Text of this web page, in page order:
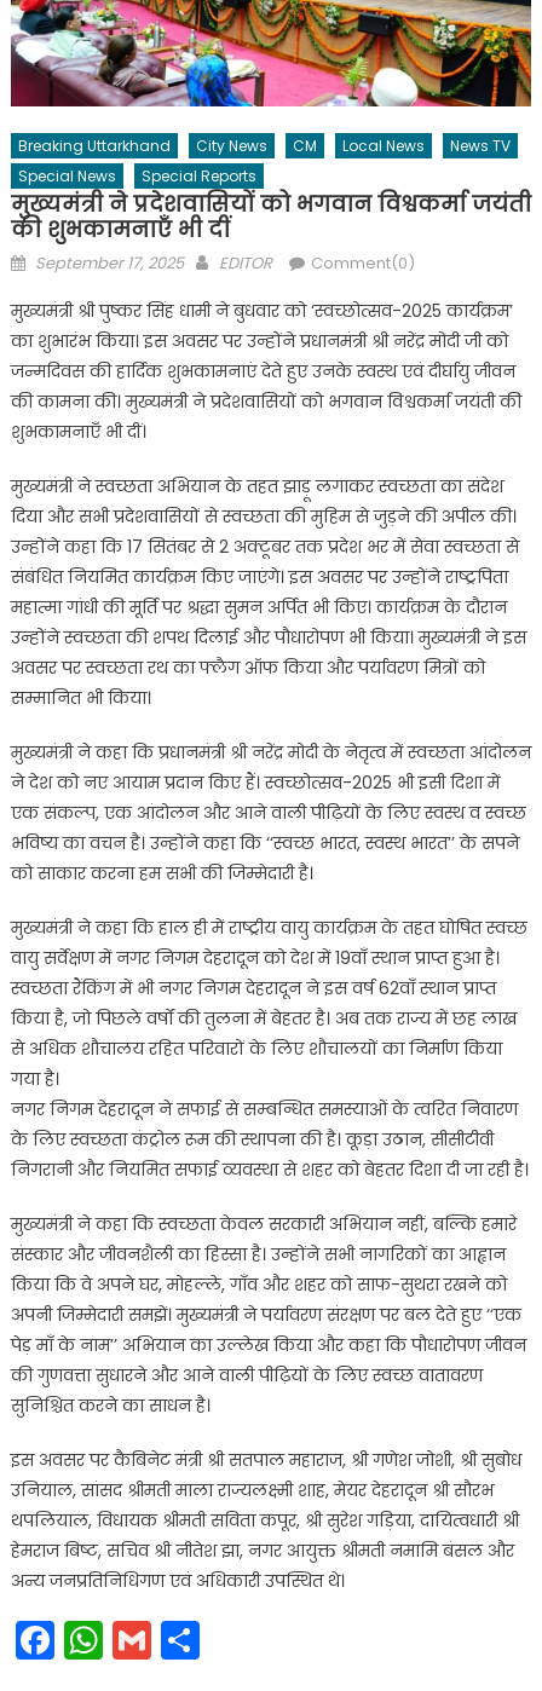
Breaking Uttarkhand City News CM Local News
News TV
Special News
Special Reports
मुख्यमंत्री ने प्रदेशवासियों को भगवान विश्वकर्मा जयंती
की शुभकामनाएँ भी दीं
Posted
September 17, 2025 Author
EDITOR Comment(0)
मुख्यमंत्री श्री पुष्कर सिंह धामी ने बुधवार को ‘स्वच्छोत्सव-2025 कार्यक्रम’
का शुभारंभ किया। इस अवसर पर उन्होंने प्रधानमंत्री श्री नरेंद्र मोदी जी को
जन्मदिवस की हार्दिक शुभकामनाएं देते हुए उनके स्वस्थ एवं दीर्घायु जीवन
की कामना की। मुख्यमंत्री ने प्रदेशवासियों को भगवान विश्वकर्मा जयंती की
शुभकामनाएँ भी दीं।
मुख्यमंत्री ने स्वच्छता अभियान के तहत झाड़ू लगाकर स्वच्छता का संदेश
दिया और सभी प्रदेशवासियों से स्वच्छता की मुहिम से जुड़ने की अपील की।
उन्होंने कहा कि 17 सितंबर से 2 अक्टूबर तक प्रदेश भर में सेवा स्वच्छता से
संबंधित नियमित कार्यक्रम किए जाएंगे। इस अवसर पर उन्होंने राष्ट्रपिता
महात्मा गांधी की मूर्ति पर श्रद्धा सुमन अर्पित भी किए। कार्यक्रम के दौरान
उन्होंने स्वच्छता की शपथ दिलाई और पौधारोपण भी किया। मुख्यमंत्री ने इस
अवसर पर स्वच्छता रथ का फ्लैग ऑफ किया और पर्यावरण मित्रों को
सम्मानित भी किया।
मुख्यमंत्री ने कहा कि प्रधानमंत्री श्री नरेंद्र मोदी के नेतृत्व में स्वच्छता आंदोलन
ने देश को नए आयाम प्रदान किए हैं। स्वच्छोत्सव-2025 भी इसी दिशा में
एक संकल्प, एक आंदोलन और आने वाली पीढ़ियों के लिए स्वस्थ व स्वच्छ
भविष्य का वचन है। उन्होंने कहा कि ‘‘स्वच्छ भारत, स्वस्थ भारत’’ के सपने
को साकार करना हम सभी की जिम्मेदारी है।
मुख्यमंत्री ने कहा कि हाल ही में राष्ट्रीय वायु कार्यक्रम के तहत घोषित स्वच्छ
वायु सर्वेक्षण में नगर निगम देहरादून को देश में 19वाँ स्थान प्राप्त हुआ है।
स्वच्छता रैंकिंग में भी नगर निगम देहरादून ने इस वर्ष 62वाँ स्थान प्राप्त
किया है, जो पिछले वर्षों की तुलना में बेहतर है। अब तक राज्य में छह लाख
से अधिक शौचालय रहित परिवारों के लिए शौचालयों का निर्माण किया
गया है।
नगर निगम देहरादून ने सफाई से सम्बन्धित समस्याओं के त्वरित निवारण
के लिए स्वच्छता कंट्रोल रूम की स्थापना की है। कूड़ा उठान, सीसीटीवी
निगरानी और नियमित सफाई व्यवस्था से शहर को बेहतर दिशा दी जा रही है।
मुख्यमंत्री ने कहा कि स्वच्छता केवल सरकारी अभियान नहीं, बल्कि हमारे
संस्कार और जीवनशैली का हिस्सा है। उन्होंने सभी नागरिकों का आह्वान
किया कि वे अपने घर, मोहल्ले, गाँव और शहर को साफ-सुथरा रखने को
अपनी जिम्मेदारी समझें। मुख्यमंत्री ने पर्यावरण संरक्षण पर बल देते हुए ‘‘एक
पेड़ माँ के नाम’’ अभियान का उल्लेख किया और कहा कि पौधारोपण जीवन
की गुणवत्ता सुधारने और आने वाली पीढ़ियों के लिए स्वच्छ वातावरण
सुनिश्चित करने का साधन है।
इस अवसर पर कैबिनेट मंत्री श्री सतपाल महाराज, श्री गणेश जोशी, श्री सुबोध
उनियाल, सांसद श्रीमती माला राज्यलक्ष्मी शाह, मेयर देहरादून श्री सौरभ
थपलियाल, विधायक श्रीमती सविता कपूर, श्री सुरेश गड़िया, दायित्वधारी श्री
हेमराज बिष्ट, सचिव श्री नीतेश झा, नगर आयुक्त श्रीमती नमामि बंसल और
अन्य जनप्रतिनिधिगण एवं अधिकारी उपस्थित थे।
Facebook
WhatsApp
GmailShare